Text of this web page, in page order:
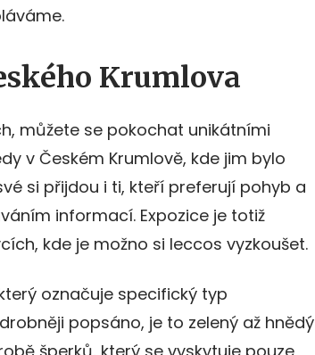
Krumlova
můžete se pokochat unikátními
v Českém Krumlově, kde jim bylo
si přijdou i ti, kteří preferují pohyb a
informací. Expozice je totiž
kde je možno si leccos vyzkoušet.
označuje specifický typ
popsáno, je to zelený až hnědý